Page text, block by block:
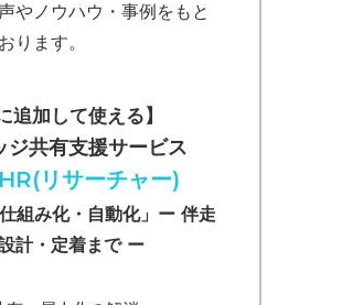
やノウハウ・事例をもと
ります。
追加して使える】
ジ共有支援サービス
リサーチャー)
組み化・自動化」ー 伴走
計・定着まで ー